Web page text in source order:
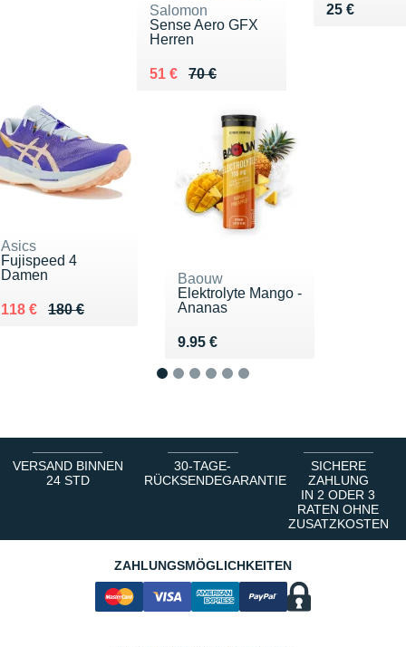
Salomon
Sense Aero GFX
Herren
70 €
Au lieu de 70 €
51 €
Vendu 51 €
25 €
Vendu 25 €
Asics
Fujispeed 4
Damen
180 €
Au lieu de 180 €
118 €
Vendu 118 €
Baouw
Elektrolyte Mango -
Ananas
9.95 €
Vendu 9.95 €
VERSAND BINNEN
24 STD
30-TAGE-
RÜCKSENDEGARANTIE
SICHERE
ZAHLUNG
IN 2 ODER 3
RATEN OHNE
ZUSATZKOSTEN
ZAHLUNGSMÖGLICHKEITEN